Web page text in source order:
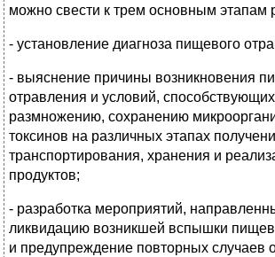
можно свести к трем основным этапам
- установление диагноза пищевого
- выяснение причины возникновения
отравления и условий,
размножению, сохранению
токсинов на различных этапах
транспортирования, хранения и
продуктов;
- разработка мероприятий,
ликвидацию возникшей вспышки
и предупреждение повторных случаев